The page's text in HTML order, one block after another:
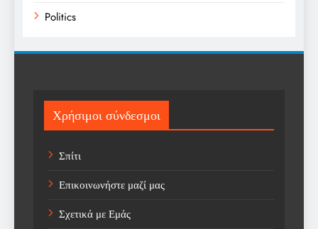
Politics
Sport
Sports
Technology
Trending
Weather
Χρήσιμοι σύνδεσμοι
Σπίτι
Επικοινωνήστε μαζί μας
Σχετικά με Εμάς